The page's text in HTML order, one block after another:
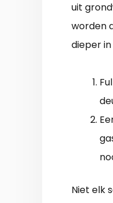
uit
worden
dieper
Niet elk